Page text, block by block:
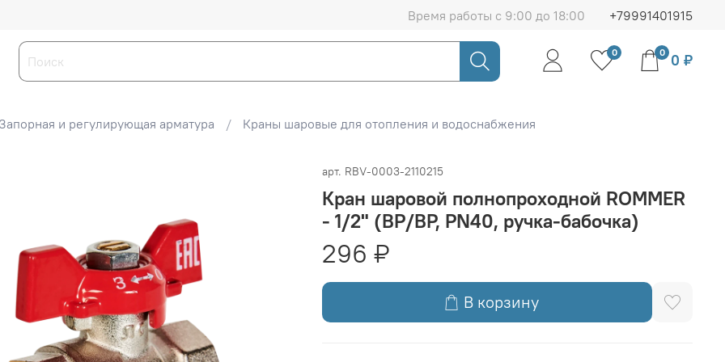
Время работы с 9:00 до 18:00 +79991401915
0 0 0 ₽
Запорная и регулирующая арматура Краны шаровые для отопления и водоснабжения
арт. RBV-0003-2110215
Кран шаровой полнопроходной ROMMER
- 1/2" (ВР/ВР, PN40, ручка-бабочка)
296 ₽
В корзину